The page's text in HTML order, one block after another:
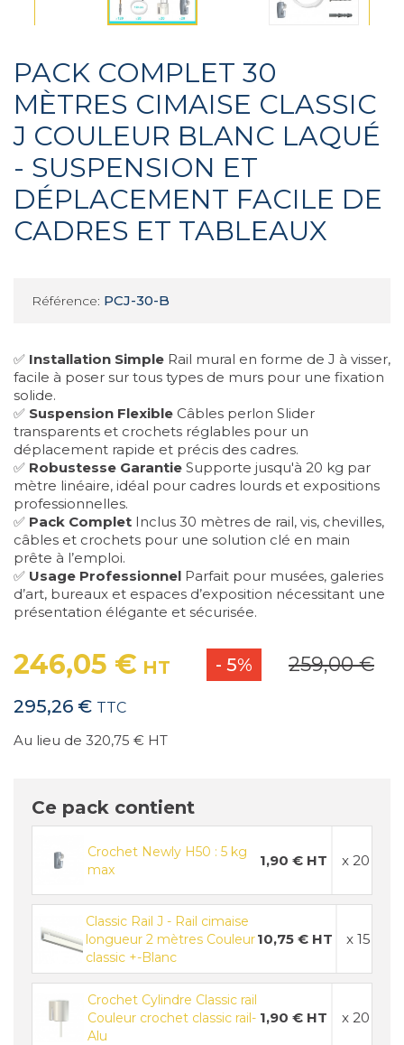
PACK COMPLET 30
MÈTRES CIMAISE CLASSIC
J COULEUR BLANC LAQUÉ
- SUSPENSION ET
DÉPLACEMENT FACILE DE
CADRES ET TABLEAUX
Référence: PCJ-30-B
✅ Installation Simple Rail mural en forme de J à visser,
facile à poser sur tous types de murs pour une fixation
solide.
✅ Suspension Flexible Câbles perlon Slider
transparents et crochets réglables pour un
déplacement rapide et précis des cadres.
✅ Robustesse Garantie Supporte jusqu'à 20 kg par
mètre linéaire, idéal pour cadres lourds et expositions
professionnelles.
✅ Pack Complet Inclus 30 mètres de rail, vis, chevilles,
câbles et crochets pour une solution clé en main
prête à l’emploi.
✅ Usage Professionnel Parfait pour musées, galeries
d’art, bureaux et espaces d’exposition nécessitant une
présentation élégante et sécurisée.
246,05 € HT - 5% 259,00 €
295,26 € TTC
Au lieu de 320,75 € HT
Ce pack contient
Crochet Newly H50 : 5 kg
max
1,90 € HT x 20
Classic Rail J - Rail cimaise
longueur 2 mètres Couleur
classic +-Blanc
10,75 € HT x 15
Crochet Cylindre Classic rail
Couleur crochet classic rail-
Alu
1,90 € HT x 20